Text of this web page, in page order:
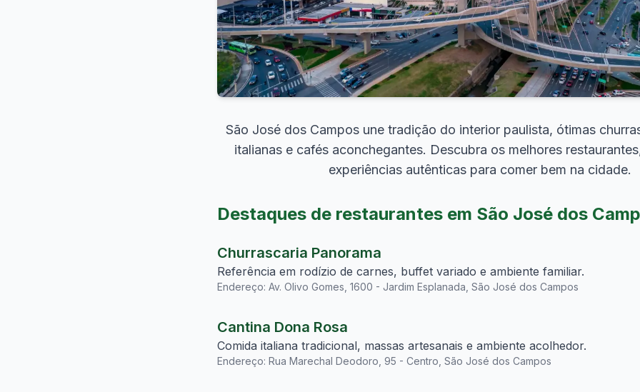
São José dos Campos une tradição do interior paulista, ótimas
italianas e cafés aconchegantes. Descubra os melhores
experiências autênticas para comer bem na cidade.
Destaques de restaurantes em São José dos
Churrascaria Panorama
Referência em rodízio de carnes, buffet variado e ambiente familiar.
Endereço: Av. Olivo Gomes, 1600 - Jardim Esplanada, São José dos Campos
Cantina Dona Rosa
Comida italiana tradicional, massas artesanais e ambiente acolhedor.
Endereço: Rua Marechal Deodoro, 95 - Centro, São José dos Campos